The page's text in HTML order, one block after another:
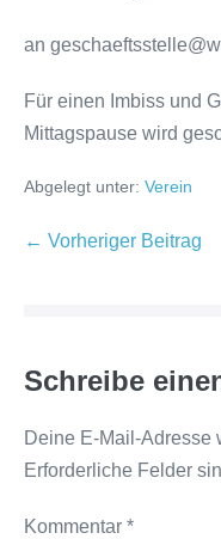
an
Für einen Imbiss und
Mittagspause wird
Abgelegt unter: Verein
← Vorheriger Beitrag
Schreibe
Deine E-Mail-Adresse
Erforderliche Felder
Kommentar *